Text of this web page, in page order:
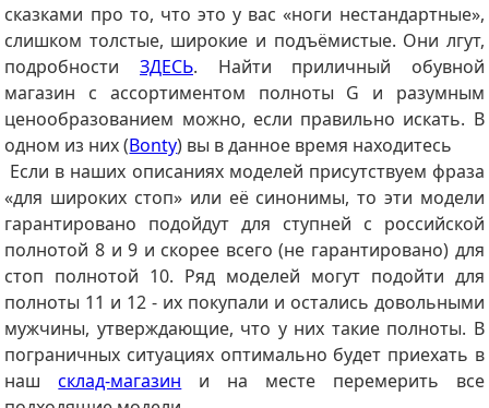
сказками про то, что это у вас «ноги нестандартные»,
слишком толстые, широкие и подъёмистые. Они лгут,
подробности ЗДЕСЬ. Найти приличный обувной
магазин с ассортиментом полноты G и разумным
ценообразованием можно, если правильно искать. В
одном из них (Bonty) вы в данное время находитесь
Если в наших описаниях моделей присутствуем фраза
«для широких стоп» или её синонимы, то эти модели
гарантировано подойдут для ступней с российской
полнотой 8 и 9 и скорее всего (не гарантировано) для
стоп полнотой 10. Ряд моделей могут подойти для
полноты 11 и 12 - их покупали и остались довольными
мужчины, утверждающие, что у них такие полноты. В
пограничных ситуациях оптимально будет приехать в
нашсклад-магазин и на месте перемерить все